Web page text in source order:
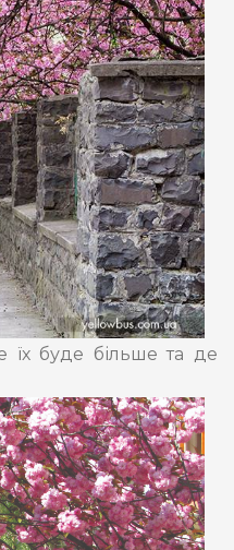
їх буде більше та де